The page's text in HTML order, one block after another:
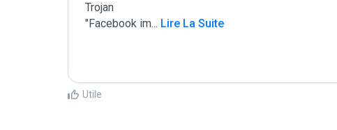
Trojan
"Facebook im... Lire La Suite
Utile